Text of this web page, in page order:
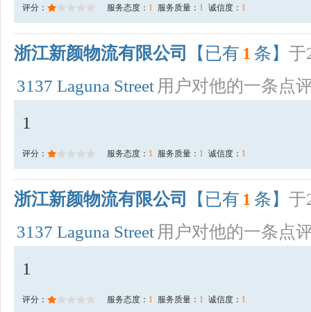
评分： 服务态度： 1 服务质量： 1 诚信度： 1
浙江新颜物流有限公司 【已有 1 条】 于
3137 Laguna Street 用户对他的一条点
1
评分： 服务态度： 1 服务质量： 1 诚信度： 1
浙江新颜物流有限公司 【已有 1 条】 于
3137 Laguna Street 用户对他的一条点
1
评分： 服务态度： 1 服务质量： 1 诚信度： 1